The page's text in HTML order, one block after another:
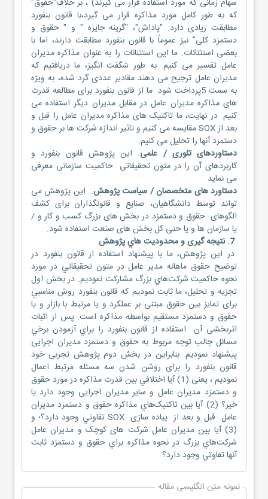
سهام زمانی که مورد استفاده قرار می گیرند) ، بر خلاف"حقوق"
که به طور کامل مورد مذاکره قرار می گیرد،با قانون بنفورد
مطابقت زیادی دارد. "پاداش"، "گزینه جایزه " و " حقوق و
دستمزد کلی" نیز عموماً با قانون بنفورد مطابقت دارند، اما با
بعضی استثنائات. ما این استثنائات را به عنوان مذاکره مدیران
عامل تفسیر می کنیم. به طور شگفت انگیز، ما دریافتیم که
مدیران عامل ترجیح می دهند مقادیر عددی گرد شده، به ویژه
به سمت 5پرداخت شود. ما از قانون بنفورد برای مطالعه قدرت
های مذاکره مدیران عامل در مقابل مدیران دیگر استفاده می
کنیم. در نهایت، ما تاکتیک های مذاکره مدیران عامل را قبل و
بعد از SOX مقایسه می کنیم و تاثیر اندازه شرکت ها بر حقوق و
دستمزد آنها را تحلیل می کنیم.
دستاوردهای تئوری / علمی. این پژوهش قانون بنفورد و
کاربردهای آن را در متون تحقیقاتی حاکمیت سازمانی معرفی
می نماید.
دستاورد های متخصصان / سیاست پژوهش. این پژوهش می
تواند توسط دانشگاهیان، صنایع و قانونگذاران برای کشف
الگوهای حقوق و دستمزد در بخش های بزرگ کسب و کار و /
یا سازمان ها و یا حتی کل بخش های صنعت استفاده شود.
7. نتیجه گیری و محدودیت هاي پژوهش
در این پژوهش، ما با پیشنهاد استفاده از قانون بنفورد در
توضیح حقوق ماهانه مدیر عامل در متون تحقيقاتي در مورد
نحوه حاكميت شركت‌هاي بزرگ مشاركت نموديم. در بخش اول
تجزیه و تحلیل، ما ثابت نموديم که قانون بنفورد روش مناسبي
برای تمایز بین حقوق مبتنی بر عملکرد و یا مرتبط با بازار و يا
حقوق و دستمزد مستقیم بواسطه مذاکره است. پس از اثبات
اثربخشی آن استفاده از قانون بنفورد را براي آزمودن برخي
مسائل جالب توجه مربوط به حقوق و دستمزد مديران اجرایی
پیشنهاد نموديم. بنابراين در بخش دوم پژوهش تجربی خود
قانون بنفورد را برای روشن شدن سه مسئله مرتبط اعمال
نموديم ، یعنی (1) آیا اختلافي بین قدرت مذاكره در مورد حقوق
و دستمزد مدیران عامل و سایر مدیران اجرایی وجود دارد يا
خير؟ (2) آیا بين تاکتیک‌هاي مذاکره حقوق و دستمزد مدیران
عامل قبل و بعد از پیاده سازی SOX تفاوتي وجود دارد؟؛ و
(3) آیا بین مدیران عامل شرکت های کوچک و مدیران عامل
شركت‌هاي بزرگ در نحوه مذاكره براي حقوق و دستمزد ثابت
آنها تفاوتي وجود دارد؟
نمونه متن انگلیسی مقاله